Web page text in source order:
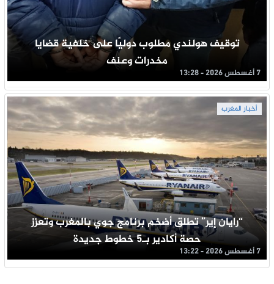
توقيف هولندي مطلوب دوليًا على خلفية قضايا
مخدرات وعنف
7 أغسطس 2026 - 13:28
أخبار المغرب
“رايان إير” تطلق أضخم برنامج جوي بالمغرب وتعزز
حصة أكادير بـ5 خطوط جديدة
7 أغسطس 2026 - 13:22